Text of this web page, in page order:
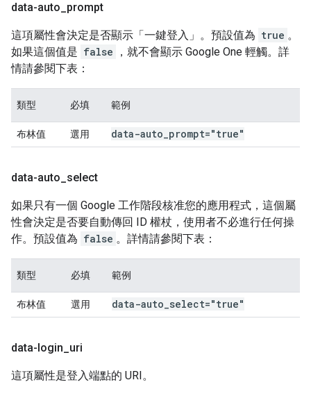
data-auto prompt
這項屬性會決定是否顯示「一鍵登入」。預設值為 true 。
如果這個值是 false
，就不會顯示 Google One 輕觸。詳
情請參閱下表：
類型 必填 範例
布林值 選用 data-auto prompt="true"
data-auto select
如果只有一個 Google 工作階段核准您的應用程式，這個屬
性會決定是否要自動傳回 ID 權杖，使用者不必進行任何操
作。預設值為 false 。詳情請參閱下表：
類型 必填 範例
布林值 選用 data-auto select="true"
data-login uri
這項屬性是登入端點的 URI。